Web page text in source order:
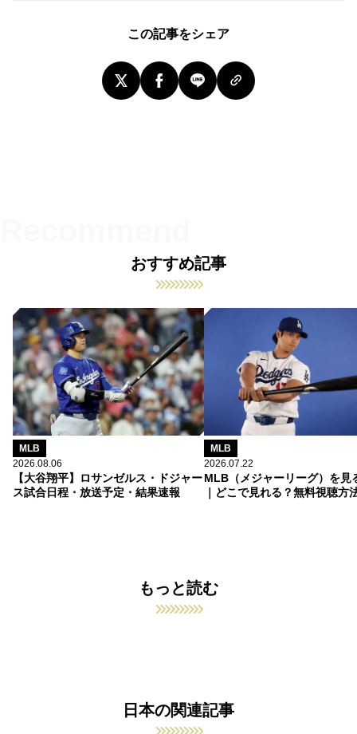
この記事をシェア
おすすめ記事
MLB
2026.08.06
【大谷翔平】ロサンゼルス・ドジャー
ス試合日程・放送予定・結果速報
MLB
2026.07.22
MLB（メジャーリーグ）を見
｜どこで見れる？無料視聴方
もっと読む
日本の関連記事